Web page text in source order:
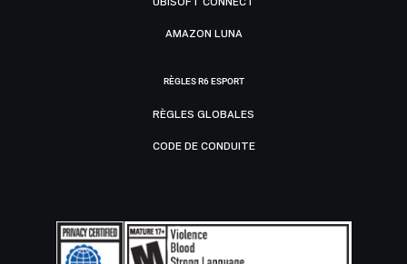
AMAZON LUNA
RÈGLES R6 ESPORT
RÈGLES GLOBALES
CODE DE CONDUITE